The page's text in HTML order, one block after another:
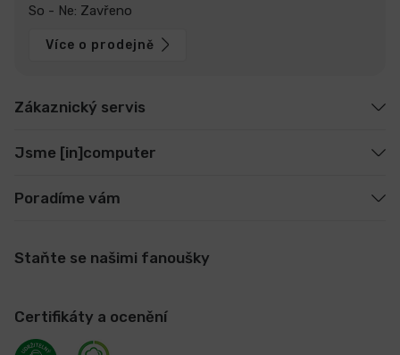
So - Ne: Zavřeno
Více o prodejně
Zákaznický servis
Jsme [in]computer
Poradíme vám
Staňte se našimi fanoušky
Certifikáty a ocenění